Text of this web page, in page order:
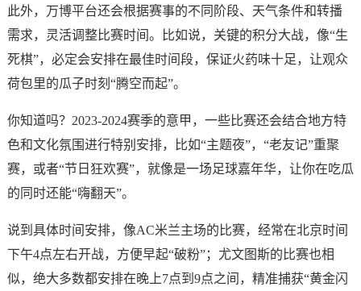
此外，万博平台还会根据赛事的不同阶段、天气条件和转播
需求，灵活调整比赛时间。比如说，关键的积分大战，像“生
死棋”，必定会安排在最佳时间段，保证火药味十足，让观众
荷包里的瓜子时刻“腾空而起”。
你知道吗？2023-2024赛季的意甲，一些比赛还会结合地方特
色和文化氛围进行特别安排，比如“主题夜”，“老友记”重聚
赛，或者“节日狂欢赛”，就像是一场足球嘉年华，让你在吃瓜
的同时还能“嗨翻天”。
说到具体时间安排，像AC米兰主场的比赛，经常在北京时间
下午4点左右开战，方便早起“破粉”；尤文图斯的比赛也相
似，绝大多数都安排在晚上7点到9点之间，精准捕获“黄金闪